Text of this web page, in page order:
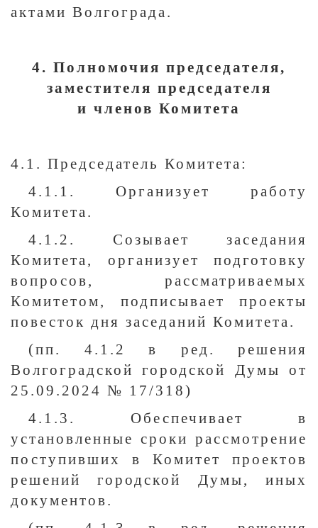
актами Волгограда.
4. Полномочия председателя,
заместителя председателя
и членов Комитета
4.1. Председатель Комитета:
4.1.1. Организует работу
Комитета.
4.1.2. Созывает заседания
Комитета, организует подготовку
вопросов, рассматриваемых
Комитетом, подписывает проекты
повесток дня заседаний Комитета.
(пп. 4.1.2 в ред. решения
Волгоградской городской Думы от
25.09.2024 № 17/318)
4.1.3. Обеспечивает в
установленные сроки рассмотрение
поступивших в Комитет проектов
решений городской Думы, иных
документов.